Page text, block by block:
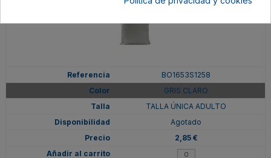
BO1653S1258
GRIS CLARO
TALLA ÚNICA ADULTO
Agotado
2,85 €